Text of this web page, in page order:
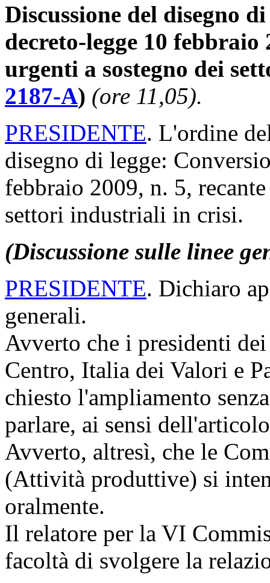
Discussione del disegno
decreto-legge 10 febbraio
urgenti a sostegno dei
2187-A) (ore 11,05).
PRESIDENTE. L'ordine
disegno di legge:
febbraio 2009, n. 5,
settori industriali in crisi.
(Discussione sulle linee
PRESIDENTE. Dichiaro
generali.
Avverto che i presidenti
Centro, Italia dei Valori e
chiesto l'ampliamento
parlare, ai sensi
Avverto, altresì, che le
(Attività produttive) si
oralmente.
Il relatore per la VI
facoltà di svolgere la